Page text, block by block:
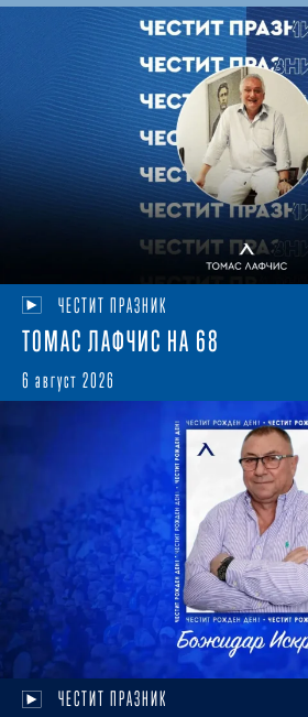
ЧЕСТИТ ПРАЗНИК
ТОМАС ЛАФЧИС НА 68
6 август 2026
ЧЕСТИТ ПРАЗНИК